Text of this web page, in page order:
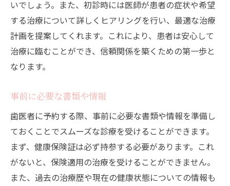
いでしょう。また、初診時には医師が患者の症状や希望
する治療について詳しくヒアリングを行い、最適な治療
計画を提案してくれます。これにより、患者は安心して
治療に臨むことができ、信頼関係を築くための第一歩と
なります。
事前に必要な書類や情報
歯医者に予約する際、事前に必要な書類や情報を準備し
ておくことでスムーズな診療を受けることができます。
まず、健康保険証は必ず持参する必要があります。これ
がないと、保険適用の治療を受けることができません。
また、過去の治療歴や現在の健康状態についての情報も